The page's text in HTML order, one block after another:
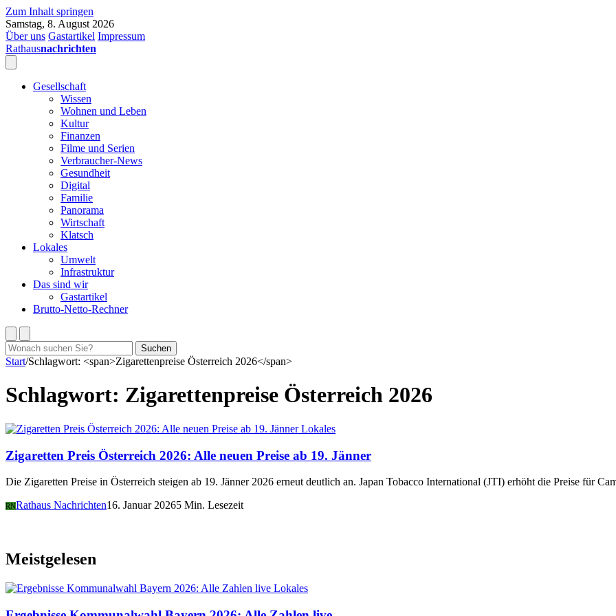
Zum Inhalt springen
Samstag, 8. August 2026
Über uns Gastartikel Impressum
Rathausnachrichten
Gesellschaft
Wissen
Wohnen und Leben
Kultur
Finanzen
Filme und Serien
Verbraucher-News
Gesundheit
Digital
Familie
Panorama
Wirtschaft
Klatsch
Lokales
Umwelt
Infrastruktur
Das sind wir
Gastartikel
Brutto-Netto-Rechner
Suchen
nach:
Suchen
Start/Schlagwort: <span>Zigarettenpreise Österreich 2026</span>
Schlagwort: Zigarettenpreise Österreich 2026
Lokales
Zigaretten Preis Österreich 2026: Alle neuen Preise ab 19. Jänner
Die Zigaretten Preise in Österreich steigen ab 19. Jänner 2026 erneut deutlich an. Japan Tobacco International (JTI) erhöht die Preise für
RNRathaus Nachrichten16. Januar 20265 Min. Lesezeit
Meistgelesen
Lokales